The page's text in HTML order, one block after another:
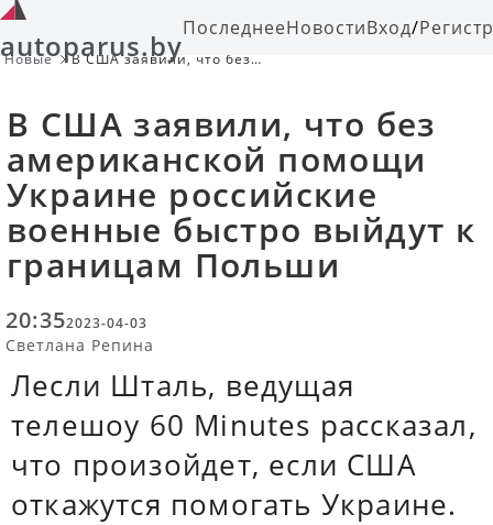
autoparus.byПоследнееНовостиВход/
Новые
В США заявили, что без
к границам Польши
В США заявили, что без
американской помощи
Украине российские
военные быстро выйдут к
границам Польши
20:352023-04-03
Светлана Репина
Лесли Шталь, ведущая
телешоу 60 Minutes рассказал,
что произойдет, если США
откажутся помогать Украине.